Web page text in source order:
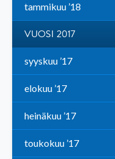
tammikuu ’18
VUOSI 2017
syyskuu ’17
elokuu ’17
heinäkuu ’17
toukokuu ’17